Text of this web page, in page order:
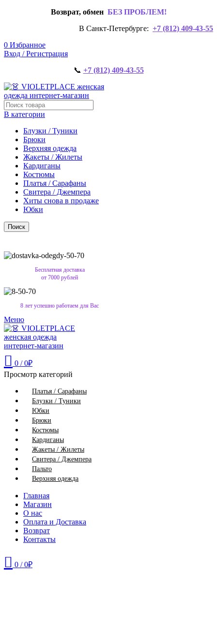
Возврат, обмен БЕЗ ПРОБЛЕМ!
В Санкт-Петербурге: +7 (812) 409-43-55
0 Избранное
Вход / Регистрация
📞 +7 (812) 409-43-55
В категории
Блузки / Туники
Брюки
Верхняя одежда
Жакеты / Жилеты
Кардиганы
Костюмы
Платья / Сарафаны
Свитера / Джемпера
Хиты снова в продаже
Юбки
Поиск
Бесплатная доставка
от 7000 рублей
8 лет успешно работаем для Вас
Меню
0 / 0₽
Просмотр категорий
Платья / Сарафаны
Блузки / Туники
Юбки
Брюки
Костюмы
Кардиганы
Жакеты / Жилеты
Свитера / Джемпера
Пальто
Верхняя одежда
Главная
Магазин
О нас
Оплата и Доставка
Возврат
Контакты
0 / 0₽